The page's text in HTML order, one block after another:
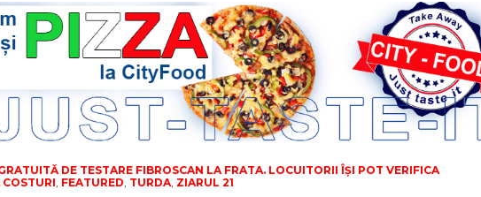
DE TESTARE FIBROSCAN LA FRATA. LOCUITORII ÎȘI POT VERIFICA
, FEATURED, TURDA, ZIARUL 21